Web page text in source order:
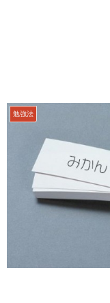
勉強法